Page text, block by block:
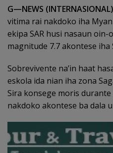
G—NEWS
vitima rai nakdoko iha
ekipa SAR husi nasaun
magnitude 7.7 akontese iha
Sobrevivente na’in haat
eskola ida nian iha zona
Sira konsege moris
nakdoko akontese ba dala